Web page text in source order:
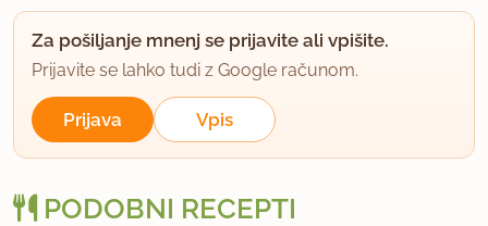
Za pošiljanje mnenj se prijavite ali vpišite.
Prijavite se lahko tudi z Google računom.
Prijava Vpis
PODOBNI RECEPTI